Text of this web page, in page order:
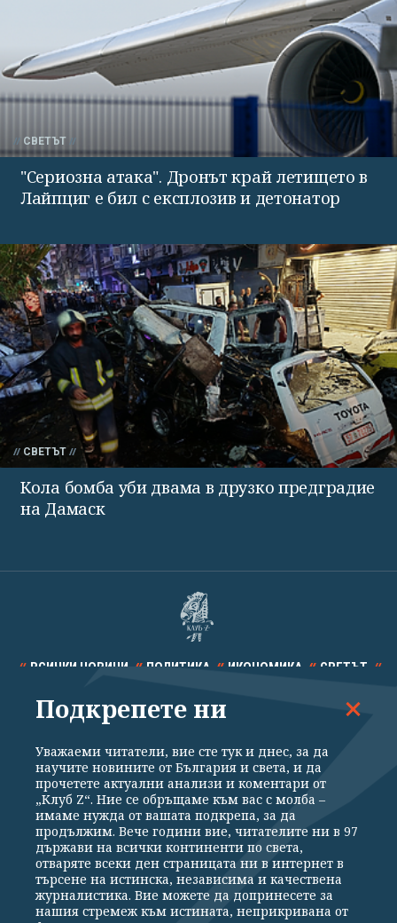
СВЕТЪТ
"Сериозна атака". Дронът край летището в
Лайпциг е бил с експлозив и детонатор
СВЕТЪТ
Кола бомба уби двама в друзко предградие
на Дамаск
ВСИЧКИ НОВИНИ ПОЛИТИКА ИКОНОМИКА СВЕТЪТ
СПОРТ КУЛТУРА ТЕХНОЛОГИИ КАЛЕЙДОСКОП
Общи условия
Политика за поверителност
Реклама
Партньори Контакти
За Клуб Z
Екип
Подкрепете ни
Подкрепете ни
Уважаеми читатели, вие сте тук и днес, за да
научите новините от България и света, и да
прочетете актуални анализи и коментари от
„Клуб Z“. Ние се обръщаме към вас с молба –
имаме нужда от вашата подкрепа, за да
продължим. Вече години вие, читателите ни в 97
държави на всички континенти по света,
отваряте всеки ден страницата ни в интернет в
търсене на истинска, независима и качествена
журналистика. Вие можете да допринесете за
нашия стремеж към истината, неприкривана от